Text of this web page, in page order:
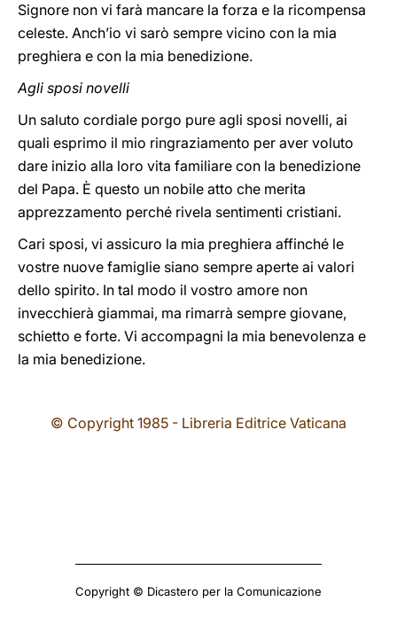
Signore non vi farà mancare la forza e la ricompensa
celeste. Anch’io vi sarò sempre vicino con la mia
preghiera e con la mia benedizione.
Agli sposi novelli
Un saluto cordiale porgo pure agli sposi novelli, ai
quali esprimo il mio ringraziamento per aver voluto
dare inizio alla loro vita familiare con la benedizione
del Papa. È questo un nobile atto che merita
apprezzamento perché rivela sentimenti cristiani.
Cari sposi, vi assicuro la mia preghiera affinché le
vostre nuove famiglie siano sempre aperte ai valori
dello spirito. In tal modo il vostro amore non
invecchierà giammai, ma rimarrà sempre giovane,
schietto e forte. Vi accompagni la mia benevolenza e
la mia benedizione.
© Copyright 1985 - Libreria Editrice Vaticana
Copyright © Dicastero per la Comunicazione